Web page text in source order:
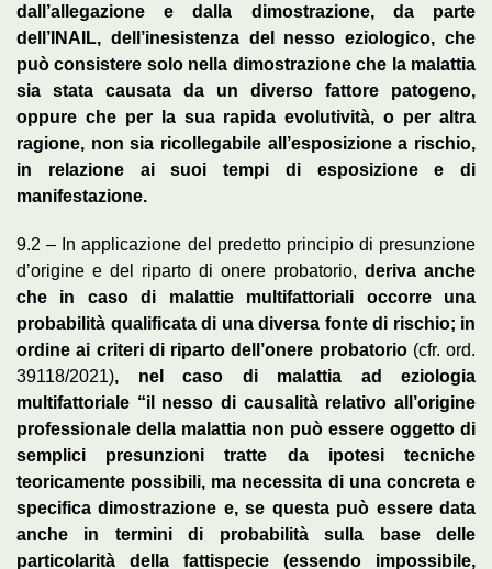
dall’allegazione e dalla dimostrazione, da parte
dell’INAIL, dell’inesistenza del nesso eziologico, che
può consistere solo nella dimostrazione che la malattia
sia stata causata da un diverso fattore patogeno,
oppure che per la sua rapida evolutività, o per altra
ragione, non sia ricollegabile all’esposizione a rischio,
in relazione ai suoi tempi di esposizione e di
manifestazione.
9.2 – In applicazione del predetto principio di presunzione
d’origine e del riparto di onere probatorio, deriva anche
che in caso di malattie multifattoriali occorre una
probabilità qualificata di una diversa fonte di rischio; in
ordine ai criteri di riparto dell’onere probatorio (cfr. ord.
39118/2021), nel caso di malattia ad eziologia
multifattoriale “il nesso di causalità relativo all’origine
professionale della malattia non può essere oggetto di
semplici presunzioni tratte da ipotesi tecniche
teoricamente possibili, ma necessita di una concreta e
specifica dimostrazione e, se questa può essere data
anche in termini di probabilità sulla base delle
particolarità della fattispecie (essendo impossibile,